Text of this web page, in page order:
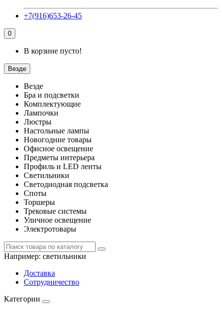
+7(916)653-26-45
0
В корзине пусто!
Везде
Везде
Бра и подсветки
Комплектующие
Лампочки
Люстры
Настольные лампы
Новогодние товары
Офисное освещение
Предметы интерьера
Профиль и LED ленты
Светильники
Светодиодная подсветка
Споты
Торшеры
Трековые системы
Уличное освещение
Электротовары
Например: светильники
Доставка
Сотрудничество
Категории